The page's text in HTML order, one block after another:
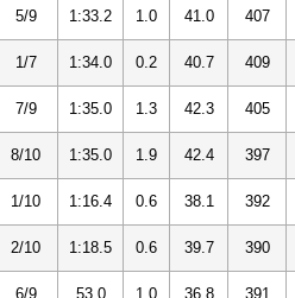
5/9 1:33.2 1.0 41.0 407
1/7 1:34.0 0.2 40.7 409
7/9 1:35.0 1.3 42.3 405
8/10 1:35.0 1.9 42.4 397
1/10 1:16.4 0.6 38.1 392
2/10 1:18.5 0.6 39.7 390
6/9 53.0 1.0 36.8 391